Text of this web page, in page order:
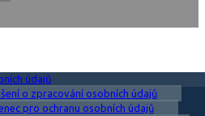
údajů
o zpracování osobních údajů
pro ochranu osobních údajů